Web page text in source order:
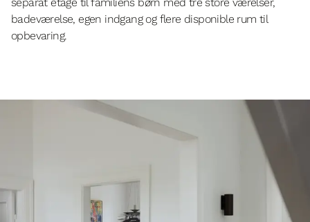
badeværelse, egen indgang og flere disponible rum til
opbevaring.